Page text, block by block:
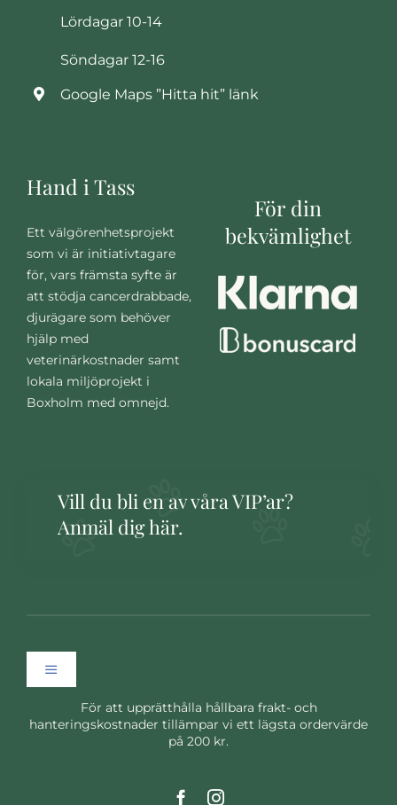
Lördagar 10-14
Söndagar 12-16
Google Maps ”Hitta hit” länk
Hand i Tass
Ett välgörenhetsprojekt
som vi är initiativtagare
för, vars främsta syfte är
att stödja cancerdrabbade,
djurägare som behöver
hjälp med
veterinärkostnader samt
lokala miljöprojekt i
Boxholm med omnejd.
För din
bekvämlighet
Vill du bli en av våra VIP’ar?
Anmäl dig här.
Toggle
HemFör att upprätthålla hållbara frakt- och
hanteringskostnader tillämpar vi ett lägsta ordervärde
på 200 kr.